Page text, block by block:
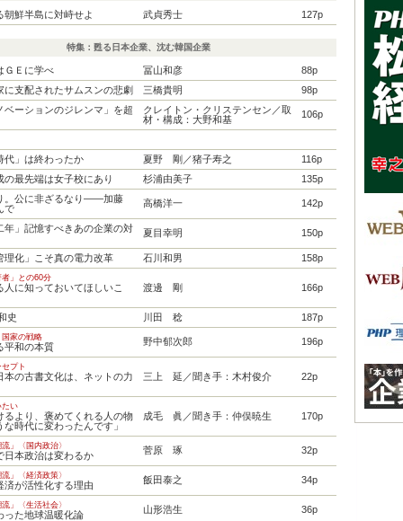
朝鮮半島に対峙せよ 武貞秀士 127p
特集：甦る日本企業、沈む韓国企業
ＧＥに学べ 冨山和彦
88p
に支配されたサムスンの悲劇
三橋貴明
98p
ベーションのジレンマ」を超
クレイトン・クリステンセン／取
材・構成：大野和基
106p
代」は終わったか 夏野 剛／猪子寿之
116p
の最先端は女子校にあり
杉浦由美子
135p
。公に非ざるなり――加藤
で
高橋洋一 142p
年」記憶すべきあの企業の対 夏目幸明 150p
理化」こそ真の電力改革 石川和男 158p
」との60分
人に知っておいてほしいこ 渡邊 剛 166p
史 川田 稔 187p
家の戦略
平和の本質 野中郁次郎 196p
プト
本の古書文化は、ネットの力 三上 延／聞き手：木村俊介 22p
たい
るより、褒めてくれる人の物
な時代に変わったんです」
成毛 眞／聞き手：仲俣暁生 170p
」〈国内政治〉
日本政治は変わるか 菅原 琢 32p
」〈経済政策〉
済が活性化する理由 飯田泰之 34p
」〈生活社会〉
った地球温暖化論 山形浩生 36p